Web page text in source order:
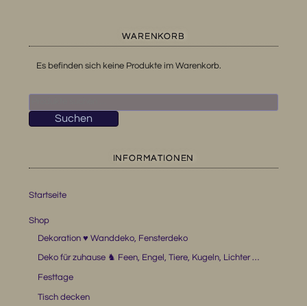
WARENKORB
Es befinden sich keine Produkte im Warenkorb.
nach: Suchen
INFORMATIONEN
Startseite
Shop
Dekoration ♥ Wanddeko, Fensterdeko
Deko für zuhause ♞ Feen, Engel, Tiere, Kugeln, Lichter …
Festtage
Tisch decken